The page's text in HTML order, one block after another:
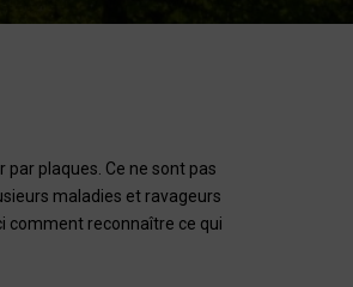
plaques. Ce ne sont pas
maladies et ravageurs
comment reconnaître ce qui